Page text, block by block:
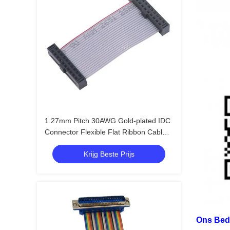
1.27mm Pitch 30AWG Gold-plated IDC
Connector Flexible Flat Ribbon Cable
voor elektronica
Krijg Beste Prijs
Ons